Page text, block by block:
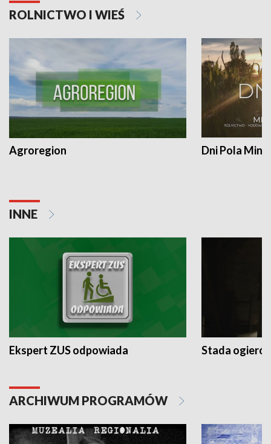
ROLNICTWO I WIEŚ
Agroregion Dni Pola
INNE
Ekspert ZUS odpowiada Stada
ARCHIWUM PROGRAMÓW